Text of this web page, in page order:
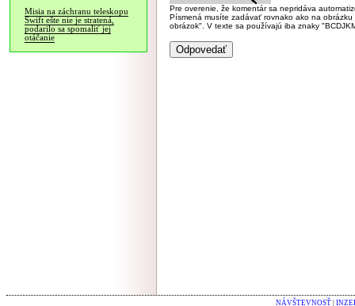
Misia na záchranu teleskopu
Swift ešte nie je stratená,
podarilo sa spomaliť jej
otáčanie
Pre overenie, že komentár sa nepridáva
Písmená musíte zadávať rovnako ako na
obrázok". V texte sa používajú iba znaky
NÁVŠTEVNOSŤ